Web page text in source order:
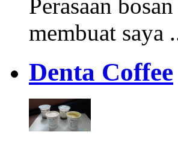
Perasaan
membuat saya
Denta Coffee